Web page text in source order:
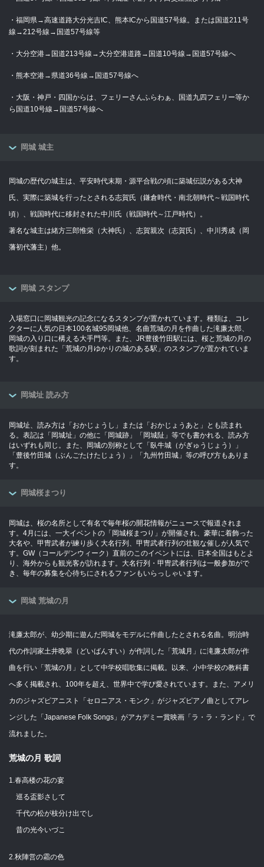
・福岡県→高速道路大分光吉IC、熊本ICから国道57号線。または国道211号
線→212号線→国道57号線等
・大分空港→国道213号線→大分空港道路→国道10号線→国道57号線へ
・熊本空港→県道36号線→国道57号線へ
・大阪・神戸・四国からは、フェリーさんふらわぁ、国道九四フェリー等か
ら国道10号線→国道57号線へ
岡城 城主
岡城の歴代の城主は、平安時代末期・源平合戦の頃に築城伝説がある大神
氏、実際に築城を行ったとされる志賀氏（鎌倉時代・南北朝時代～戦国時代
頃）、戦国時代に移封された中川氏（戦国時代～江戸時代）。
著名な城主は緒方三郎惟栄（大神氏）、志賀親次（志賀氏）、中川秀成（岡
藩初代藩主）他。
岡城 スタンプ
入場窓口に岡城観光の記念になるスタンプが置かれています。種類は、コレ
クターに人気の日本100名城95岡城他、名曲荒城の月を作曲した滝廉太郎、
岡城の入り口に構える大手門等。また、JR豊後竹田駅には、桜と荒城の月の
歌詞が刻まれた「荒城の月ゆかりの城のある駅」のスタンプが置かれていま
す。
岡城址 読み方
岡城址、読み方は「おかじょうし」または「おかじょうあと」とも読まれ
る。表記は「岡城址」の他に「岡城跡」「岡城阯」等でも書かれる、読み方
はいずれも同じ。また、岡城の別称として「臥牛城（がぎゅうじょう）」
「豊後竹田城（ぶんごたけたじょう）」「九州竹田城」等の呼び方もありま
す。
岡城桜まつり
岡城は、桜の名所として有名で毎年桜の開花情報がニュースで報道されま
す。4月には、一大イベントの「岡城桜まつり」が開催され、豪華に着飾った
大名や、甲冑武者が練り歩く大名行列、甲冑武者行列の壮観な催しが人気で
す。GW（コールデンウィーク）直前のこのイベントには、日本全国はもとよ
り、海外からも観光客が訪れます。大名行列・甲冑武者行列は一般参加がで
き、毎年の募集を心待ちにされるファンもいらっしゃいます。
岡城 荒城の月
滝廉太郎が、幼少期に遊んだ岡城をモデルに作曲したとされる名曲。明治時
代の作詞家土井晩翠（どいばんすい）が作詞した「荒城月」に滝廉太郎が作
曲を行い「荒城の月」として中学校唱歌集に掲載。以来、小中学校の教科書
へ多く掲載され、100年を超え、世界中で学び愛されています。また、アメリ
カのジャズピアニスト「セロニアス・モンク」がジャズピアノ曲としてアレ
ンジした「Japanese Folk Songs」がアカデミー賞映画「ラ・ラ・ランド」で
流れました。
荒城の月 歌詞
1.春高楼の花の宴
巡る盃影さして
千代の松が枝分け出でし
昔の光今いづこ
2.秋陣営の霜の色